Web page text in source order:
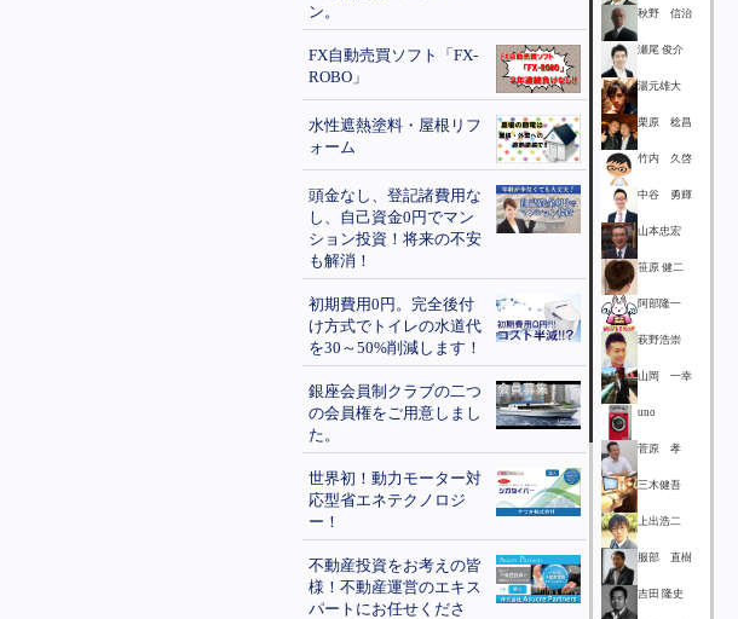
ン。
FX自動売買ソフト「FX-
ROBO」
水性遮熱塗料・屋根リフ
ォーム
頭金なし、登記諸費用な
し、自己資金0円でマン
ション投資！将来の不安
も解消！
初期費用0円。完全後付
け方式でトイレの水道代
を30～50%削減します！
銀座会員制クラブの二つ
の会員権をご用意しまし
た。
世界初！動力モーター対
応型省エネテクノロジ
ー！
不動産投資をお考えの皆
様！不動産運営のエキス
パートにお任せくださ
秋野 信治
瀬尾 俊介
湯元雄大
栗原 稔昌
竹内 久啓
中谷 勇輝
山本忠宏
笹原 健二
阿部隆一
萩野浩崇
山岡 一幸
uno
菅原 孝
三木健吾
上出浩二
服部 直樹
吉田 隆史